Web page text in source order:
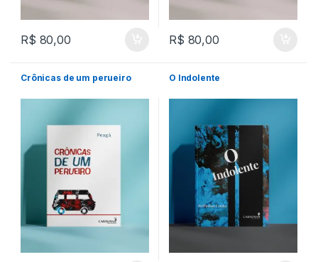
R$ 80,00 R$ 80,00
Crônicas de um perueiro O Indolente